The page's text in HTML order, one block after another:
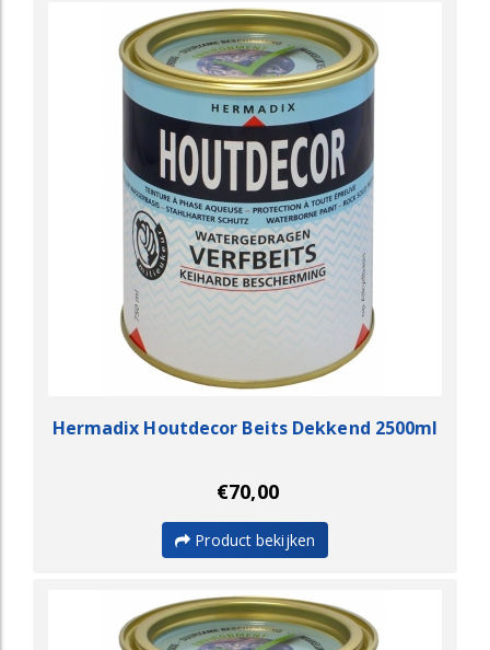
Hermadix Houtdecor Beits Dekkend 2500ml
€70,00
Product bekijken